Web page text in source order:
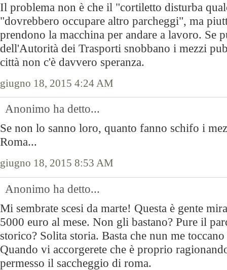
Il problema non è che il "cortiletto disturba
"dovrebbero occupare altro parcheggi", ma
prendono la macchina per andare a lavoro. Se
dell'Autorità dei Trasporti snobbano i mezzi
città non c'è davvero speranza.
giugno 18, 2015 4:24 AM
Anonimo ha detto...
Se non lo sanno loro, quanto fanno schifo i
Roma...
giugno 18, 2015 8:53 AM
Anonimo ha detto...
Mi sembrate scesi da marte! Questa è gente
5000 euro al mese. Non gli bastano? Pure il
storico? Solita storia. Basta che nun me
Quando vi accorgerete che è proprio
permesso il saccheggio di roma.